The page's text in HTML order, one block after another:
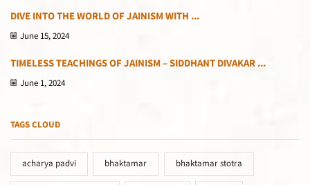
DIVE INTO THE WORLD OF JAINISM WITH ...
June 15, 2024
TIMELESS TEACHINGS OF JAINISM – SIDDHANT DIVAKAR ...
June 1, 2024
TAGS CLOUD
acharya padvi bhaktamar bhaktamar stotra